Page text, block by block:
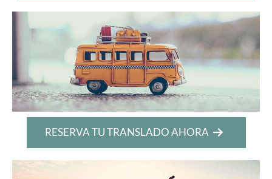
RESERVA TU TRANSLADO AHORA